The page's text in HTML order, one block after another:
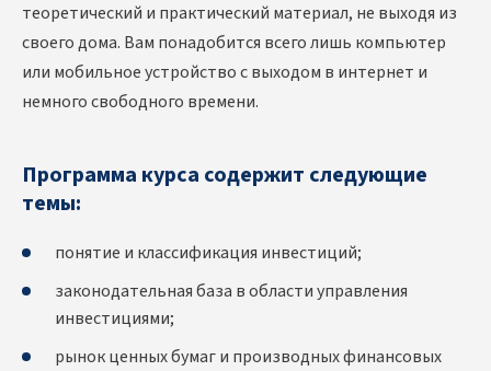
теоретический и практический материал, не выходя из
своего дома. Вам понадобится всего лишь компьютер
или мобильное устройство с выходом в интернет и
немного свободного времени.
Программа курса содержит следующие
темы:
понятие и классификация инвестиций;
законодательная база в области управления
инвестициями;
рынок ценных бумаг и производных финансовых